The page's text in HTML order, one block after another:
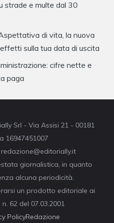
strade e multe dal 30
di vita, la nuova
sulla tua data di uscita
cifre nette e
paga
Srl - Via Assisi 21 - 00181
16947451007
giornalistica, in quanto
alcuna periodicità.
un prodotto editoriale ai
62 del 07.03.2001
PolicyRedazione